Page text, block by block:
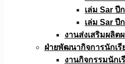
เล่ม Sar ปี
เล่ม Sar ปี
งานส่งเสริมผลิต
ฝ่ายพัฒนากิจการนักเ
งานกิจกรรมนัก